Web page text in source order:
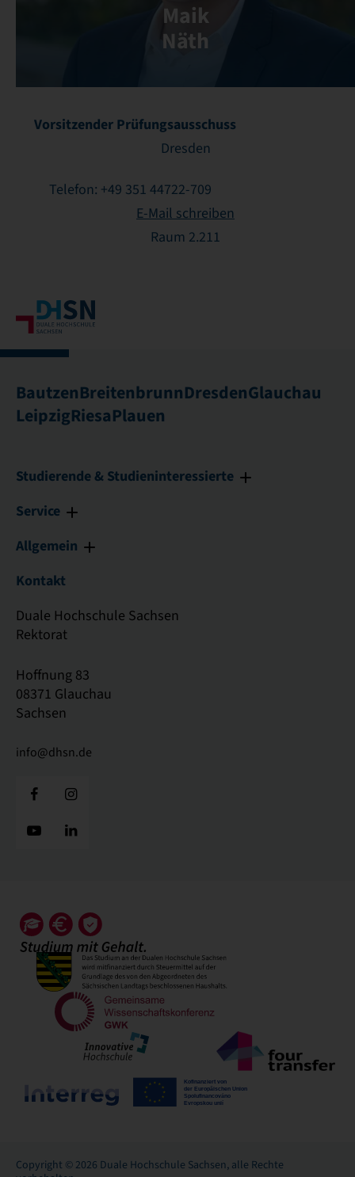
Maik
Näth
Vorsitzender Prüfungsausschuss
Dresden
Telefon: +49 351 44722-709
E-Mail schreiben
Raum 2.211
BautzenBreitenbrunnDresdenGlauchau
LeipzigRiesaPlauen
Studierende & Studieninteressierte
Service
Allgemein
Kontakt
Duale Hochschule Sachsen
Rektorat
Hoffnung 83
08371 Glauchau
Sachsen
info@dhsn.de
Copyright © 2026 Duale Hochschule Sachsen, alle Rechte